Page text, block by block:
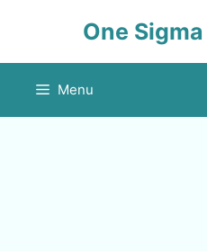
One
Menu